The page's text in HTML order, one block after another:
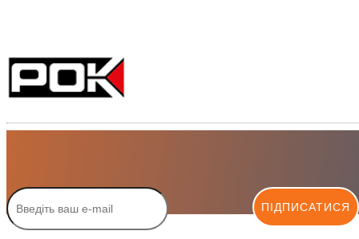
ПІДПИСАТИСЯ